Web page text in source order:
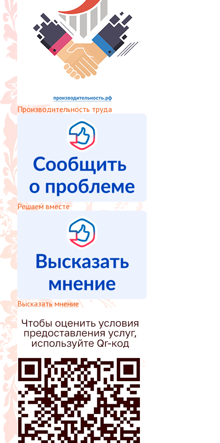
Производительность труда
Решаем вместе
Высказать мнение